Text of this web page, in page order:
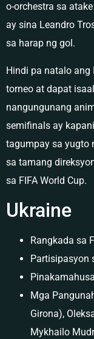
o-orchestra sa
ay sina Leandro
sa harap ng gol.
Hindi pa natalo ang
torneo at dapat
nangungunang
semifinals ay
tagumpay sa yugto
sa tamang
sa FIFA World Cup.
Ukraine
Rangkada sa
Partisipasyon
Mga
Girona),
Mykhailo